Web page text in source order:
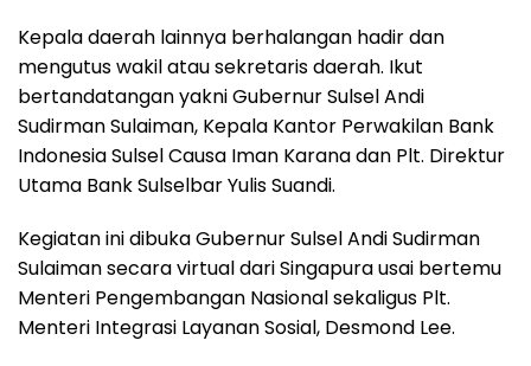
Kepala daerah lainnya berhalangan hadir dan
mengutus wakil atau sekretaris daerah. Ikut
bertandatangan yakni Gubernur Sulsel Andi
Sudirman Sulaiman, Kepala Kantor Perwakilan Bank
Indonesia Sulsel Causa Iman Karana dan Plt. Direktur
Utama Bank Sulselbar Yulis Suandi.
Kegiatan ini dibuka Gubernur Sulsel Andi Sudirman
Sulaiman secara virtual dari Singapura usai bertemu
Menteri Pengembangan Nasional sekaligus Plt.
Menteri Integrasi Layanan Sosial, Desmond Lee.